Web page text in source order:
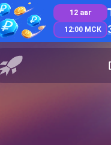
12 авг
12:00 МСК